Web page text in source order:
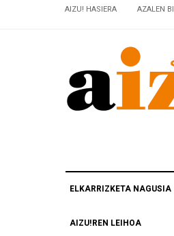
AIZU! HASIERA AZALEN
ELKARRIZKETA NAGUSIA
AIZU!REN LEIHOA